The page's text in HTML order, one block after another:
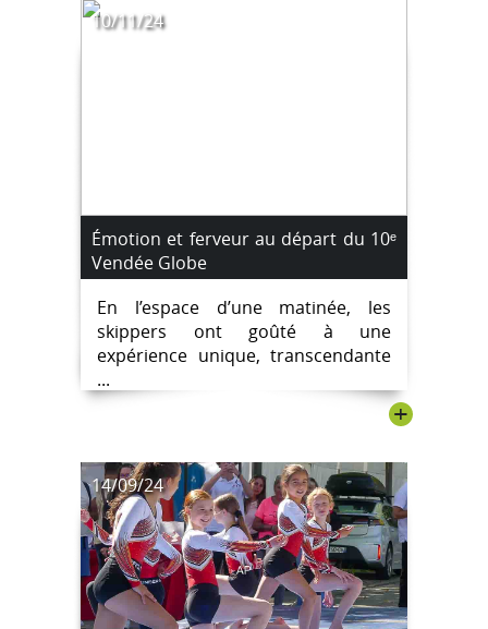
10/11/24
Émotion et ferveur au départ du 10ᵉ
Vendée Globe
En l’espace d’une matinée, les
skippers ont goûté à une
expérience unique, transcendante
...
+
14/09/24